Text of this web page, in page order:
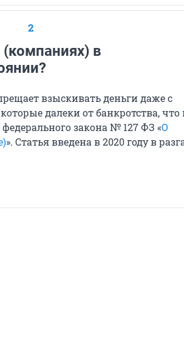
2
в
взыскивать деньги даже с
далеки от банкротства,
закона № 127 ФЗ «О
». Статья введена в 2020 году в